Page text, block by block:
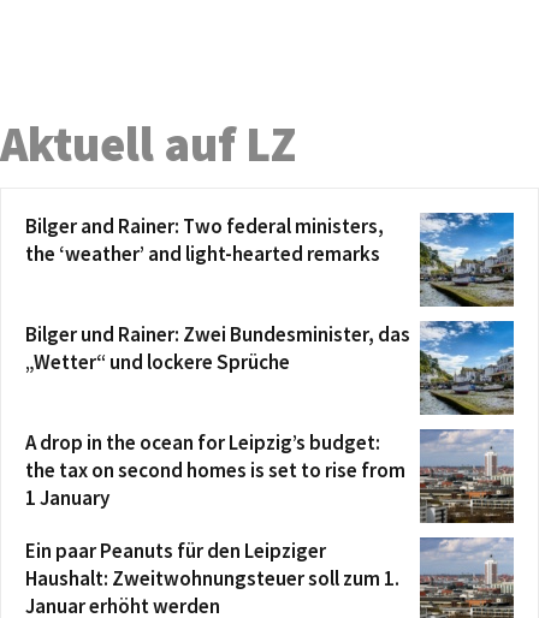
Aktuell auf LZ
Bilger and Rainer: Two federal ministers,
the ‘weather’ and light-hearted remarks
Bilger und Rainer: Zwei Bundesminister, das
„Wetter“ und lockere Sprüche
A drop in the ocean for Leipzig’s budget:
the tax on second homes is set to rise from
1 January
Ein paar Peanuts für den Leipziger
Haushalt: Zweitwohnungsteuer soll zum 1.
Januar erhöht werden